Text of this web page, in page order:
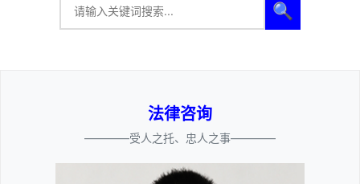
🔍
法律咨询
————受人之托、忠人之事————